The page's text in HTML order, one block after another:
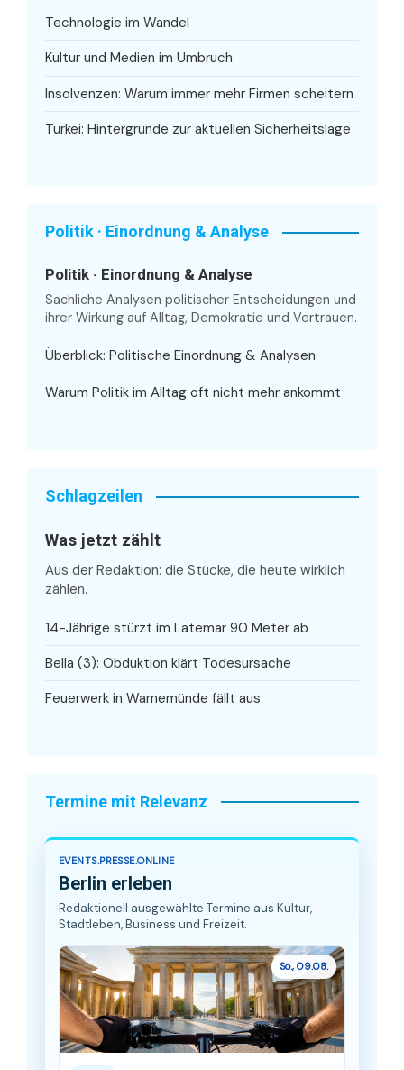
Technologie im Wandel
Kultur und Medien im Umbruch
Insolvenzen: Warum immer mehr Firmen scheitern
Türkei: Hintergründe zur aktuellen Sicherheitslage
Politik · Einordnung & Analyse
Politik · Einordnung & Analyse
Sachliche Analysen politischer Entscheidungen und
ihrer Wirkung auf Alltag, Demokratie und Vertrauen.
Überblick: Politische Einordnung & Analysen
Warum Politik im Alltag oft nicht mehr ankommt
Schlagzeilen
Was jetzt zählt
Aus der Redaktion: die Stücke, die heute wirklich
zählen.
14-Jährige stürzt im Latemar 90 Meter ab
Bella (3): Obduktion klärt Todesursache
Feuerwerk in Warnemünde fällt aus
Termine mit Relevanz
EVENTS.PRESSE.ONLINE
Berlin erleben
Redaktionell ausgewählte Termine aus Kultur,
Stadtleben, Business und Freizeit.
So., 09.08.